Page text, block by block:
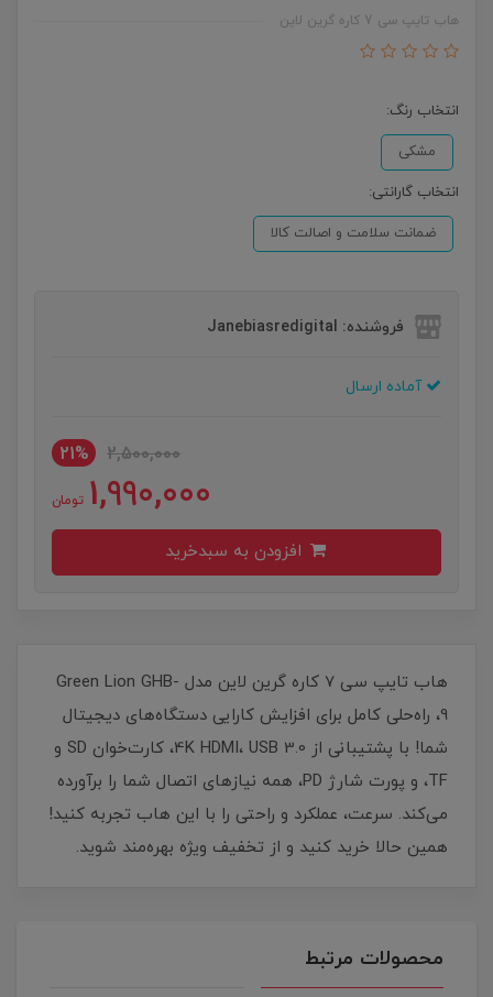
هاب تایپ سی 7 کاره گرین لاین
انتخاب رنگ:
مشکی
انتخاب گارانتی:
ضمانت سلامت و اصالت کالا
فروشنده: Janebiasredigital
آماده ارسال
2,500,000
21%
1,990,000 تومان
هاب تایپ سی 7 کاره گرین لاین مدل Green Lion GHB-
9، راه‌حلی کامل برای افزایش کارایی دستگاه‌های دیجیتال
شما! با پشتیبانی از 4K HDMI، USB 3.0، کارت‌خوان SD و
TF، و پورت شارژ PD، همه نیازهای اتصال شما را برآورده
می‌کند. سرعت، عملکرد و راحتی را با این هاب تجربه کنید!
همین حالا خرید کنید و از تخفیف ویژه بهره‌مند شوید.
محصولات مرتبط